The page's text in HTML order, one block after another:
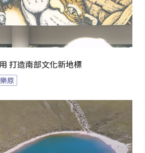
打造南部文化新地標
原